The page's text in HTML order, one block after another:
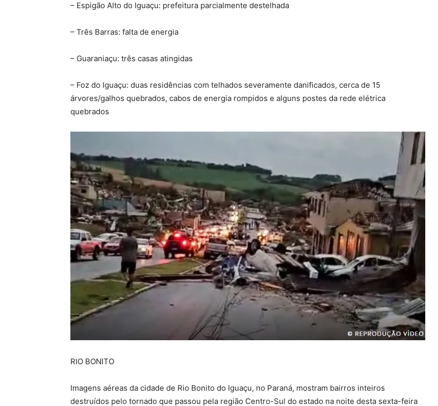
– Espigão Alto do Iguaçu: prefeitura parcialmente destelhada
– Três Barras: falta de energia
– Guaraniaçu: três casas atingidas
– Foz do Iguaçu: duas residências com telhados severamente danificados, cerca de 15
árvores/galhos quebrados, cabos de energia rompidos e alguns postes da rede elétrica
quebrados
RIO BONITO
Imagens aéreas da cidade de Rio Bonito do Iguaçu, no Paraná, mostram bairros inteiros
destruídos pelo tornado que passou pela região Centro-Sul do estado na noite desta sexta-feira